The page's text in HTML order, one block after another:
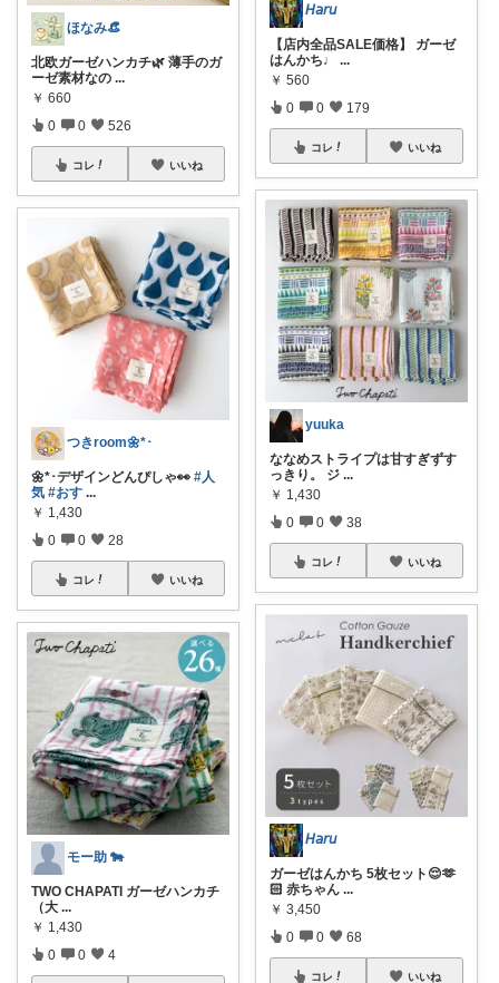
ほなみ👒
北欧ガーゼハンカチ🌿 薄手のガ
ーゼ素材なの ...
￥ 660
0 0 526
コレ いいね
つきroom🌼*･
🌼*･デザインどんぴしゃ👀 #人
気 #おす ...
￥ 1,430
0 0 28
コレ いいね
モー助 🐄
TWO CHAPATI ガーゼハンカチ
（大 ...
￥ 1,430
0 0 4
𝘏𝘢𝘳𝘶
【店内全品SALE価格】 ガーゼ
はんかち♩
...
￥ 560
0 0 179
コレ いいね
yuuka
ななめストライプは甘すぎずす
っきり。 ジ ...
￥ 1,430
0 0 38
コレ いいね
𝘏𝘢𝘳𝘶
ガーゼはんかち 5枚セット😌🫶
🏻 赤ちゃん ...
￥ 3,450
0 0 68
コレ いいね